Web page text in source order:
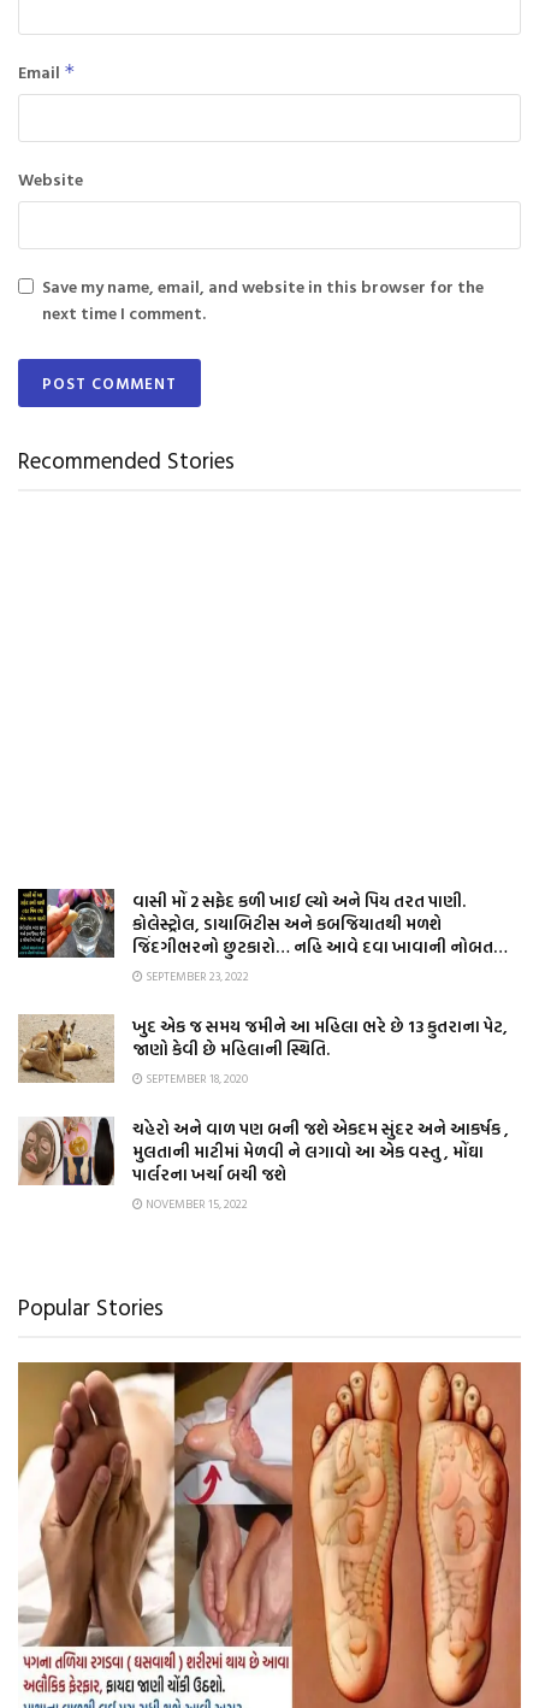
Email *
Website
Save my name, email, and website in this browser for the
next time I comment.
Recommended Stories
વાસી મોં 2 સફેદ કળી ખાઈ લ્યો અને પિય તરત પાણી.
કોલેસ્ટ્રોલ, ડાયાબિટીસ અને કબજિયાતથી મળશે
જિંદગીભરનો છુટકારો… નહિ આવે દવા ખાવાની નોબત…
SEPTEMBER 23, 2022
ખુદ એક જ સમય જમીને આ મહિલા ભરે છે 13 કુતરાના પેટ,
જાણો કેવી છે મહિલાની સ્થિતિ.
SEPTEMBER 18, 2020
ચહેરો અને વાળ પણ બની જશે એકદમ સુંદર અને આકર્ષક ,
મુલતાની માટીમાં મેળવી ને લગાવો આ એક વસ્તુ , મોંઘા
પાર્લરના ખર્ચા બચી જશે
NOVEMBER 15, 2022
Popular Stories